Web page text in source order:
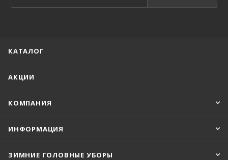
КАТАЛОГ
АКЦИИ
КОМПАНИЯ
ИНФОРМАЦИЯ
ЗИМНИЕ ГОЛОВНЫЕ УБОРЫ